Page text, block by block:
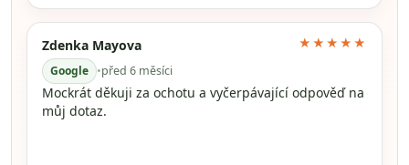
Zdenka Mayova
Google •před 6 měsíci
★★★★★
Mockrát děkuji za ochotu a vyčerpávající odpověď na
můj dotaz.